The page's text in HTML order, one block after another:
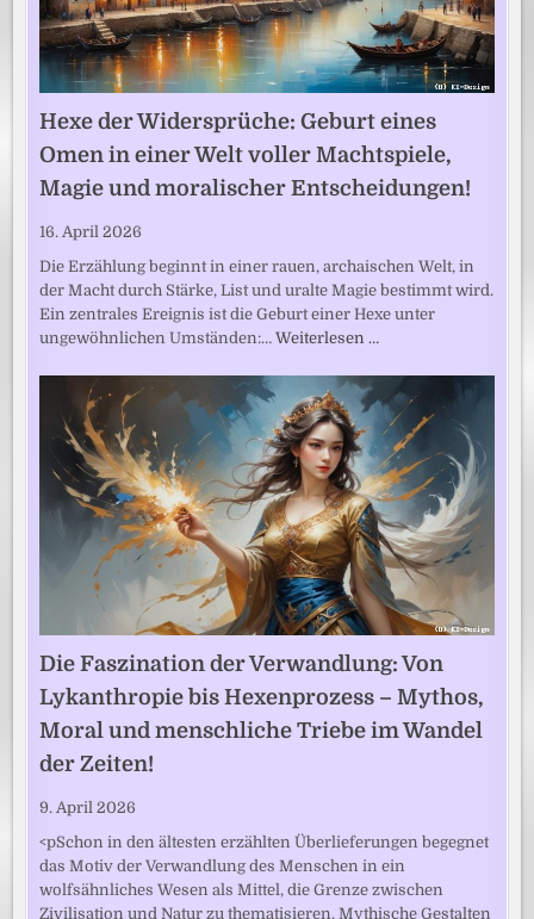
Hexe der Widersprüche: Geburt eines
Omen in einer Welt voller Machtspiele,
Magie und moralischer Entscheidungen!
16. April 2026
Die Erzählung beginnt in einer rauen, archaischen Welt, in
der Macht durch Stärke, List und uralte Magie bestimmt wird.
Ein zentrales Ereignis ist die Geburt einer Hexe unter
ungewöhnlichen Umständen:…Weiterlesen …
Die Faszination der Verwandlung: Von
Lykanthropie bis Hexenprozess – Mythos,
Moral und menschliche Triebe im Wandel
der Zeiten!
9. April 2026
<pSchon in den ältesten erzählten Überlieferungen begegnet
das Motiv der Verwandlung des Menschen in ein
wolfsähnliches Wesen als Mittel, die Grenze zwischen
Zivilisation und Natur zu thematisieren. Mythische Gestalten